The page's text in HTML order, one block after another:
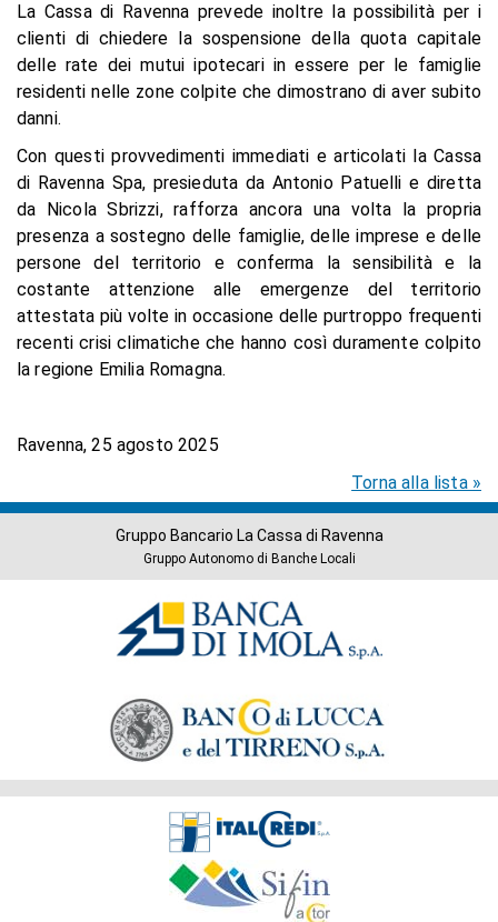
La Cassa di Ravenna prevede inoltre la possibilità per i
clienti di chiedere la sospensione della quota capitale
delle rate dei mutui ipotecari in essere per le famiglie
residenti nelle zone colpite che dimostrano di aver subito
danni.
Con questi provvedimenti immediati e articolati la Cassa
di Ravenna Spa, presieduta da Antonio Patuelli e diretta
da Nicola Sbrizzi, rafforza ancora una volta la propria
presenza a sostegno delle famiglie, delle imprese e delle
persone del territorio e conferma la sensibilità e la
costante attenzione alle emergenze del territorio
attestata più volte in occasione delle purtroppo frequenti
recenti crisi climatiche che hanno così duramente colpito
la regione Emilia Romagna.
Ravenna, 25 agosto 2025
Torna alla lista »
Gruppo Bancario La Cassa di Ravenna
Gruppo Autonomo di Banche Locali